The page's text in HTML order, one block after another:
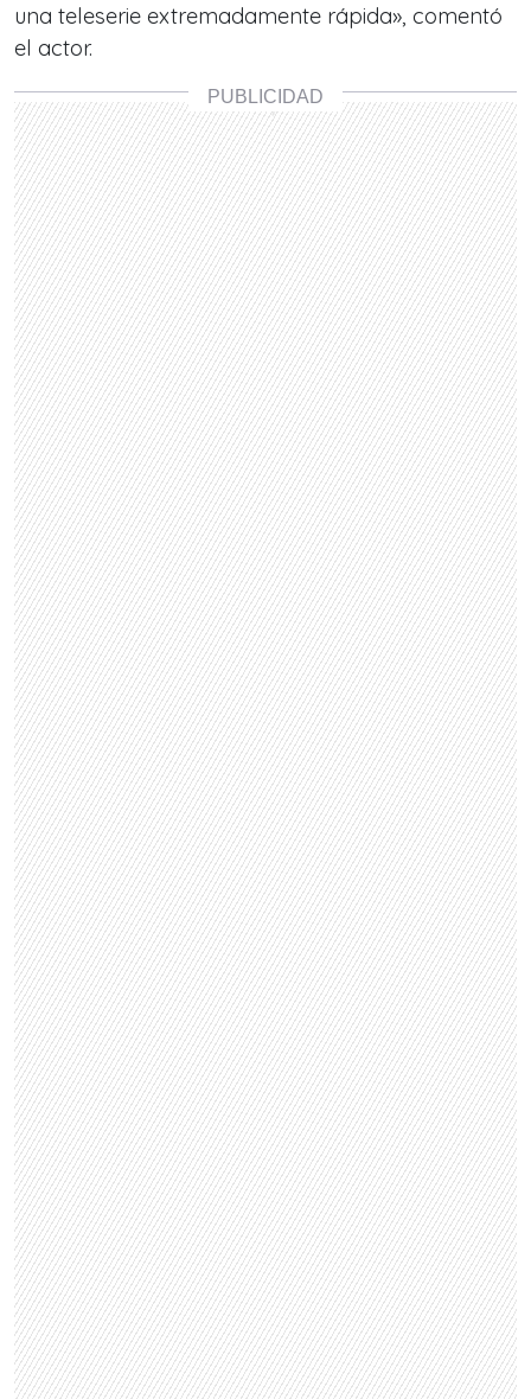
una teleserie extremadamente rápida», comentó
el actor.